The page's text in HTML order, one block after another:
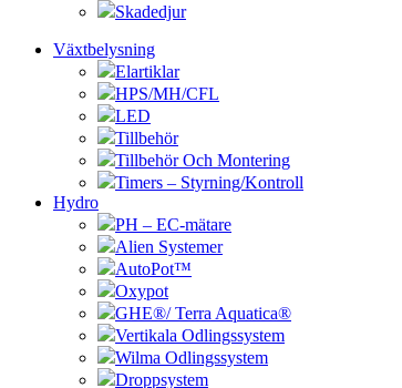
Skadedjur
Växtbelysning
Elartiklar
HPS/MH/CFL
LED
Tillbehör
Tillbehör Och Montering
Timers – Styrning/Kontroll
Hydro
PH – EC-mätare
Alien Systemer
AutoPot™
Oxypot
GHE®/ Terra Aquatica®
Vertikala Odlingssystem
Wilma Odlingssystem
Droppsystem